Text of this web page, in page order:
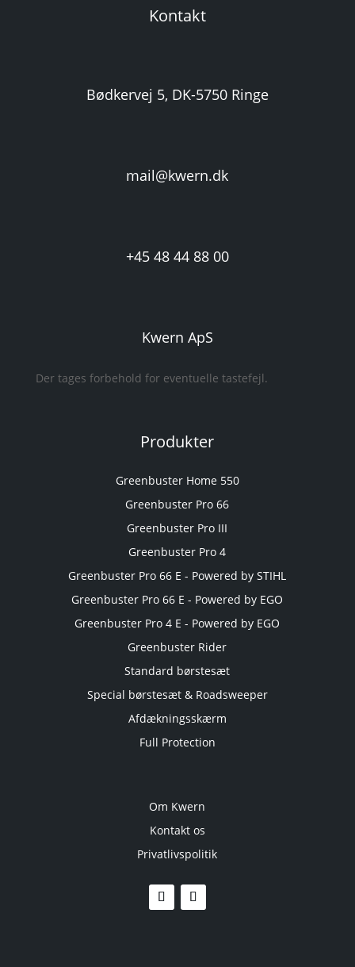
Kontakt
Bødkervej 5, DK-5750 Ringe
mail@kwern.dk
+45 48 44 88 00
Kwern ApS
Der tages forbehold for eventuelle tastefejl.
Produkter
Greenbuster Home 550
Greenbuster Pro 66
Greenbuster Pro III
Greenbuster Pro 4
Greenbuster Pro 66 E - Powered by STIHL
Greenbuster Pro 66 E - Powered by EGO
Greenbuster Pro 4 E - Powered by EGO
Greenbuster Rider
Standard børstesæt
Special børstesæt & Roadsweeper
Afdækningsskærm
Full Protection
Om Kwern
Kontakt os
Privatlivspolitik